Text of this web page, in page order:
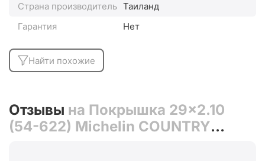
Страна производитель Таиланд
Гарантия
Нет
Найти похожие
Отзывы на Покрышка 29x2.10
(54-622) Michelin COUNTRY